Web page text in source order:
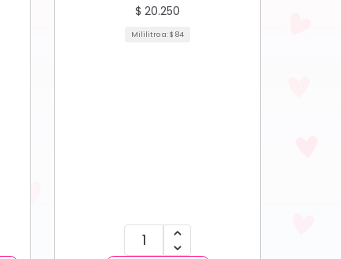
$ 20.250
Mililitro a:$ 84